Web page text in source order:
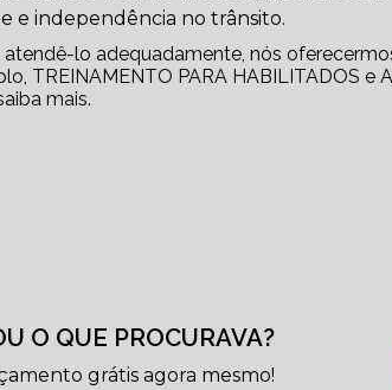
e independência no trânsito.
lo adequadamente, nós
TREINAMENTO PARA HABILITADOS e
mais.
O QUE PROCURAVA?
grátis agora mesmo!